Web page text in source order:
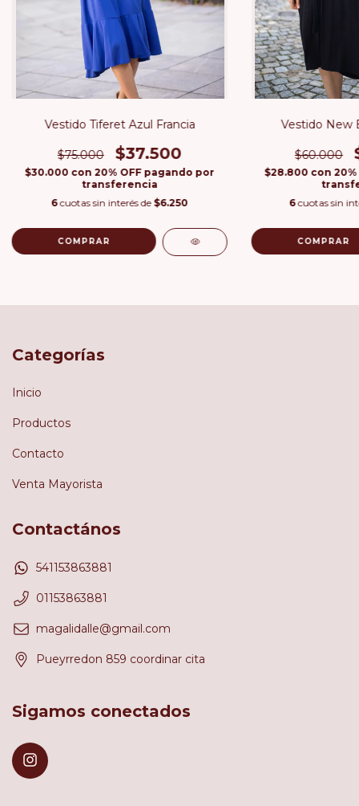
Vestido Tiferet Azul Francia
$75.000 $37.500
$30.000 con 20% OFF pagando por
transferencia
6 cuotas sin interés de $6.250
COMPRAR
Vestido New
$60.000
$28.800 con
6 cuotas sin
COMPRAR
Categorías
Inicio
Productos
Contacto
Venta Mayorista
Contactános
541153863881
01153863881
magalidalle@gmail.com
Pueyrredon 859 coordinar cita
Sigamos conectados